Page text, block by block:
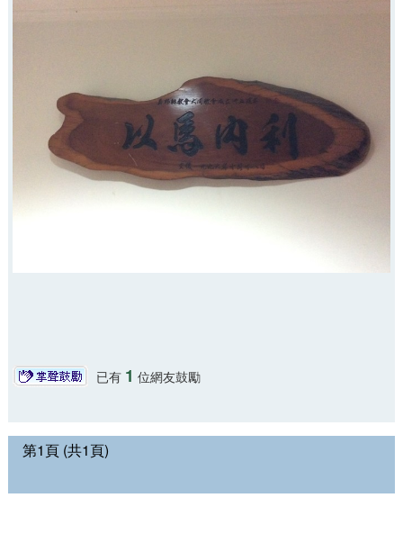
已有 1 位網友鼓勵
第1頁 (共1頁)